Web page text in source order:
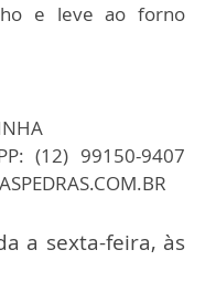
e leve ao forno
(12) 99150-9407
a sexta-feira, às